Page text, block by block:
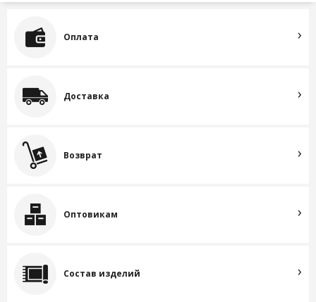
Оплата
Доставка
Возврат
Оптовикам
Состав изделий